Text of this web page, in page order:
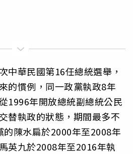
中華民國第16任總統選舉，
的慣例，同一政黨執政8年
1996年開放總統副總統公民
替執政的狀態，期間最多不
陳水扁於2000年至2008年
英九於2008年至2016年執